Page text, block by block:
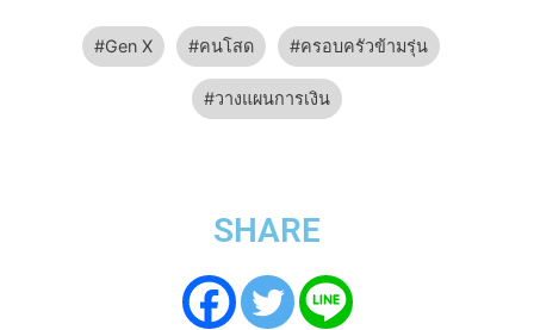
Gen X คนโสด ครอบครัวข้ามรุ่น
วางแผนการเงิน
SHARE